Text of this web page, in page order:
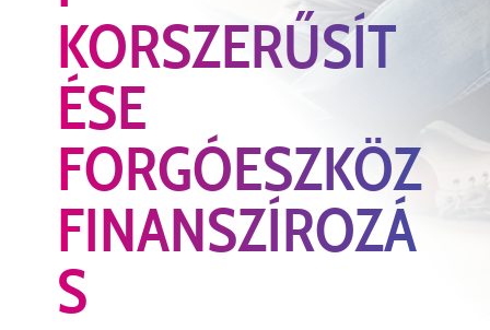
KORSZERŰSÍT
ÉSE
FORGÓESZKÖZ
FINANSZÍROZÁ
S